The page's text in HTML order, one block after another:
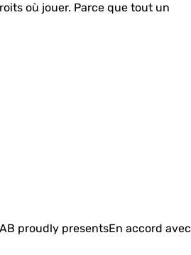
où jouer. Parce que tout un
proudly presentsEn accord avec